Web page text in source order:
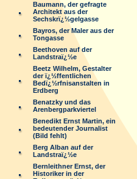
Baumann, der gefragte
Architekt aus der
Sechskrï¿½gelgasse
Bayros, der Maler aus der
Tongasse
Beethoven auf der
Landstraï¿½e
Beetz Wilhelm, Gestalter
der ï¿½ffentlichen
Bedï¿½rfnisanstalten in
Erdberg
Benatzky und das
Arenbergparkviertel
Benedikt Ernst Martin, ein
bedeutender Journalist
(Bild fehlt)
Berg Alban auf der
Landstraï¿½e
Bernleithner Ernst, der
Historiker in der